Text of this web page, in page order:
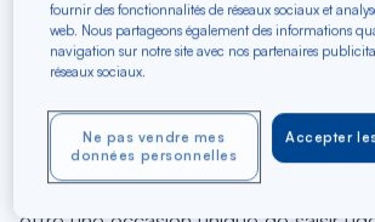
Plonger au cœur de l'histoire
comprendre l'âme d'un peuple et
héros. Chaque année, le
est bien plus qu'une simple fête
moment fort qui célèbre la naissance
Duarte, né en 1813, l'un des pères
République dominicaine. Cette journée
fournir des fonctionnalités de réseaux sociaux et
web. Nous partageons également des informations
navigation sur notre site avec nos partenaires
réseaux sociaux.
Accepter
Ne pas vendre mes
données personnelles